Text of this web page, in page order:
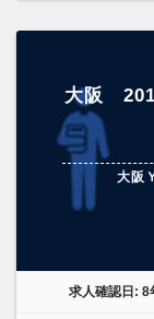
大阪
大阪
求人確認日: 8